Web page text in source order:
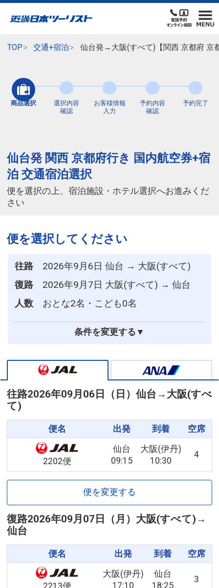
TOP 交通+宿泊 仙台発→大阪(すべて)【関西 京都府 京
商品選択
選択内容
確認
お客様情報
入力
予約内容
確認
予約完了
仙台発 関西 京都府行き 国内航空券+宿
泊 交通宿泊選択
便を選択の上、宿泊施設・ホテル選択へお進みくだ
さい
便を選択してください
往路
2026年9月6日 仙台 → 大阪(すべて)
復路
2026年9月7日 大阪(すべて) → 仙台
人数
おとな2名・こども0名
条件を変更する▼
往路2026年09月06日（日） 仙台 → 大阪(すべ
て)
便名 出発 到着 空席
2202便
仙台
09:15
大阪(伊丹)
10:30
4
便を変更する
復路2026年09月07日（月） 大阪(すべて) →
仙台
便名 出発 到着 空席
2213便
大阪(伊丹)
17:10
仙台
18:25
3